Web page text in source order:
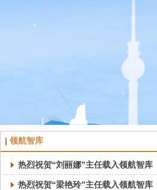
领航智库
热烈祝贺“刘丽娜”主任载入领航智库
热烈祝贺“梁艳玲”主任载入领航智库